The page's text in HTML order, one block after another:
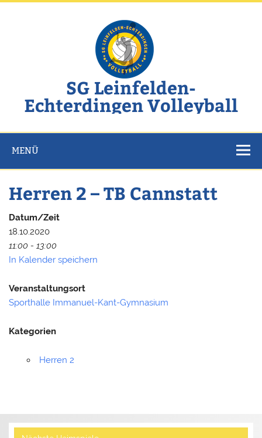
Zum
SG Leinfelden-
Echterdingen Volleyball
MENÜ
Herren 2 – TB Cannstatt
Datum/Zeit
18.10.2020
11:00 - 13:00
In Kalender speichern
Veranstaltungsort
Sporthalle Immanuel-Kant-Gymnasium
Kategorien
Herren 2